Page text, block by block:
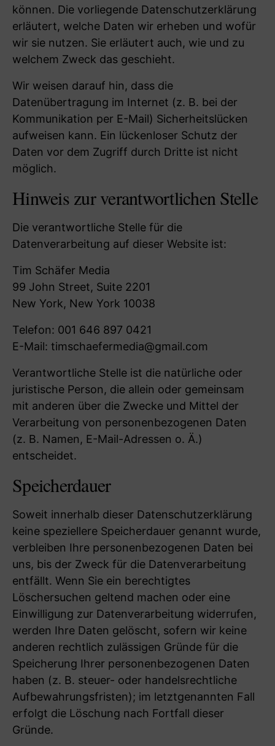
können. Die vorliegende Datenschutzerklärung
erläutert, welche Daten wir erheben und wofür
wir sie nutzen. Sie erläutert auch, wie und zu
welchem Zweck das geschieht.
Wir weisen darauf hin, dass die
Datenübertragung im Internet (z. B. bei der
Kommunikation per E-Mail) Sicherheitslücken
aufweisen kann. Ein lückenloser Schutz der
Daten vor dem Zugriff durch Dritte ist nicht
möglich.
Hinweis zur verantwortlichen Stelle
Die verantwortliche Stelle für die
Datenverarbeitung auf dieser Website ist:
Tim Schäfer Media
99 John Street, Suite 2201
New York, New York 10038
Telefon: 001 646 897 0421
E-Mail: timschaefermedia@gmail.com
Verantwortliche Stelle ist die natürliche oder
juristische Person, die allein oder gemeinsam
mit anderen über die Zwecke und Mittel der
Verarbeitung von personenbezogenen Daten
(z. B. Namen, E-Mail-Adressen o. Ä.)
entscheidet.
Speicherdauer
Soweit innerhalb dieser Datenschutzerklärung
keine speziellere Speicherdauer genannt wurde,
verbleiben Ihre personenbezogenen Daten bei
uns, bis der Zweck für die Datenverarbeitung
entfällt. Wenn Sie ein berechtigtes
Löschersuchen geltend machen oder eine
Einwilligung zur Datenverarbeitung widerrufen,
werden Ihre Daten gelöscht, sofern wir keine
anderen rechtlich zulässigen Gründe für die
Speicherung Ihrer personenbezogenen Daten
haben (z. B. steuer- oder handelsrechtliche
Aufbewahrungsfristen); im letztgenannten Fall
erfolgt die Löschung nach Fortfall dieser
Gründe.